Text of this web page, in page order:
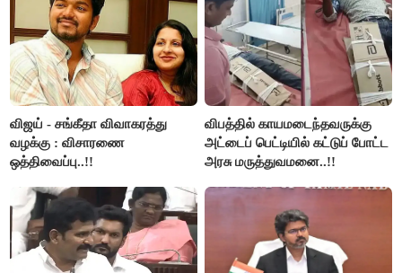
விஜய் - சங்கீதா விவாகரத்து
வழக்கு : விசாரணை
ஒத்திவைப்பு..!!
விபத்தில் காயமடைந்தவருக்கு
அட்டைப் பெட்டியில் கட்டுப் போட்ட
அரசு மருத்துவமனை..!!